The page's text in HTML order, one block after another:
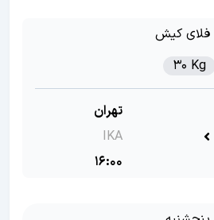
فلای کیش
30 Kg
تهران
IKA
16:00